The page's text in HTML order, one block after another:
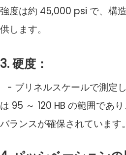
強度は約 45,000 psi で、構
供します。
3. 硬度：
- ブリネルスケールで測定
は 95 ～ 120 HB の範囲であ
バランスが確保されています。